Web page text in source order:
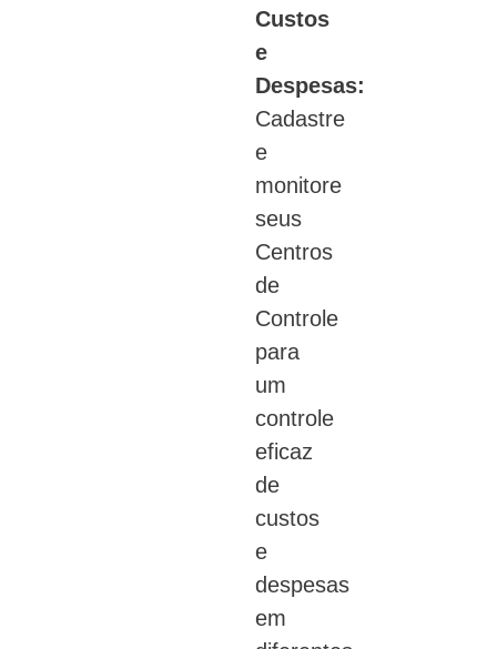
Custos
e
Despesas:
Cadastre
e
monitore
seus
Centros
de
Controle
para
um
controle
eficaz
de
custos
e
despesas
em